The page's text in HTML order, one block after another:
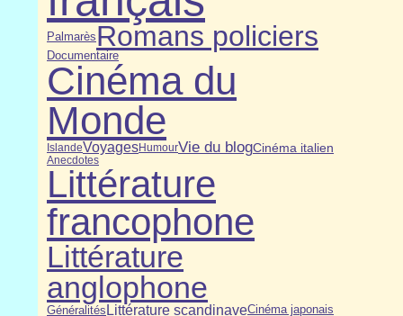
Palmarès Romans policiers
Documentaire
Cinéma du
Monde
IslandeVoyagesHumourVie du blogCinéma italien
Anecdotes
Littérature
francophone
Littérature
anglophone
GénéralitésLittérature scandinaveCinéma japonais